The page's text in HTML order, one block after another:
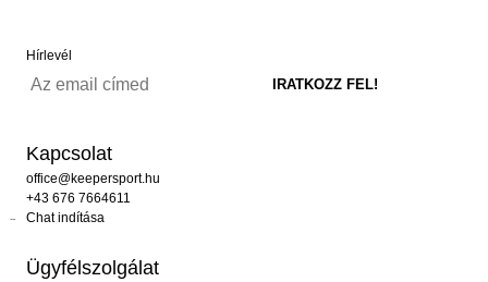
Hírlevél
Kapcsolat
office@keepersport.hu
+43 676 7664611
Chat indítása
Ügyfélszolgálat